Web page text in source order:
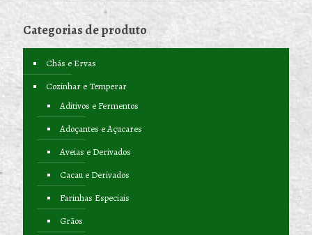
Categorias de produto
Chás e Ervas
Cozinhar e Temperar
Aditivos e Fermentos
Adoçantes e Açucares
Aveias e Derivados
Cacau e Derivados
Farinhas Especiais
Grãos